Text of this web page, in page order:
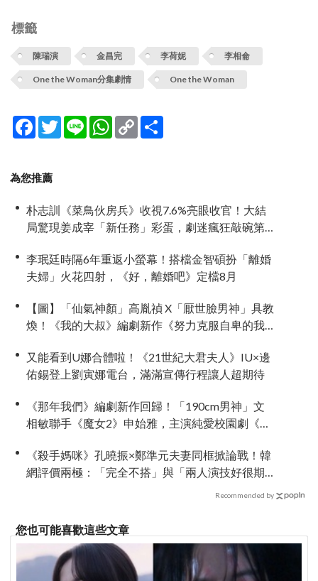
標籤
陳瑞演 金昌完 李荷妮 李相侖
One the Woman分集劇情 One the Woman
Facebook
TwitterLine WhatsApp
Copy
Link
為您推薦
朴志訓《菜鳥伙房兵》收視7.6%亮眼收官！大結
局驚現姜成宰「新任務」彩蛋，劇迷瘋狂敲碗第
李珉廷時隔6年重返小螢幕！搭檔金智碩扮「離婚
夫婦」火花四射，《好，離婚吧》定檔8月
【圖】「仙氣神顏」高胤禎 X「厭世臉男神」具教
煥！《我的大叔》編劇新作《努力克服自卑的我
又能看到U娜合體啦！《21世紀大君夫人》IU×邊
佑錫登上劉寅娜電台，滿滿宣傳行程讓人超期待
《那年我們》編劇新作回歸！「190cm男神」文
相敏聯手《魔女2》申始雅，主演純愛校園劇《請
《殺手媽咪》孔曉振×鄭準元夫妻同框掀論戰！韓
網評價兩極：「完全不搭」與「兩人演技好很期
Recommended by
您也可能喜歡這些文章